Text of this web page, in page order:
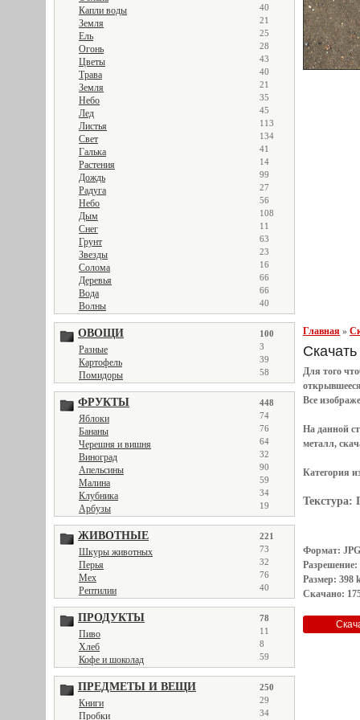
Капли воды
40
Земля 21
Ель 25
Огонь 28
Цветы 43
Трава 40
Земля 21
Небо 35
Лед 45
Листья 113
Свет 134
Галька 41
Растения 14
Дождь 99
Радуга 27
Небо 56
Дым 108
Снег 11
Грунт 63
Звезды 23
Солома 16
Деревья 66
Вода 66
Волны 40
ОВОЩИ 100
Разные 3
Картофель 39
Помидоры 58
ФРУКТЫ 448
Яблоки 74
Бананы 76
Черешня и вишня 64
Виноград 32
Апельсины 90
Малина 59
Клубника 34
Арбузы 19
ЖИВОТНЫЕ 221
Шкуры животных 73
Перья 32
Мех 76
Рептилии 40
ПРОДУКТЫ 78
Пиво 11
Хлеб 8
Кофе и шоколад 59
ПРЕДМЕТЫ И ВЕЩИ 250
Книги 29
Пробки 34
Главная »
Для того
Все
На данной
металл,
Категория
Текстура:
Формат: JPG
Разрешение:
Размер: 398
Скачано: